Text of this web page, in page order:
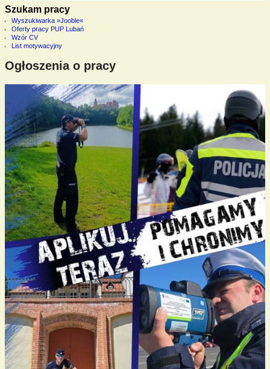
Szukam pracy
Wyszukiwarka »Jooble«
Oferty pracy PUP Lubań
Wzór CV
List motywacyjny
Ogłoszenia o pracy